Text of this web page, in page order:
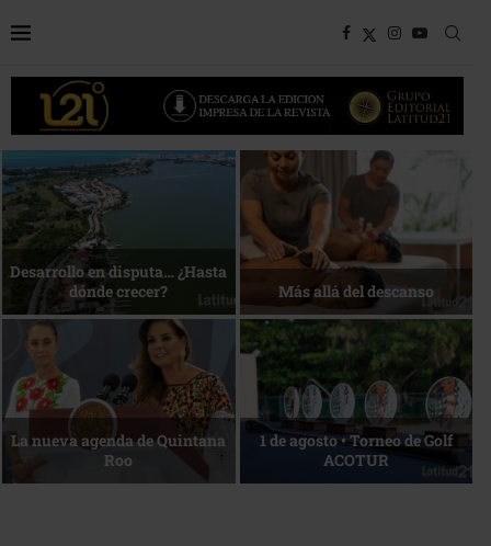
Bottega, un viaje servido a la
mesa
Energía que Impulsa la
competitividad
Reconocimiento de viajeros La esencia del servicio